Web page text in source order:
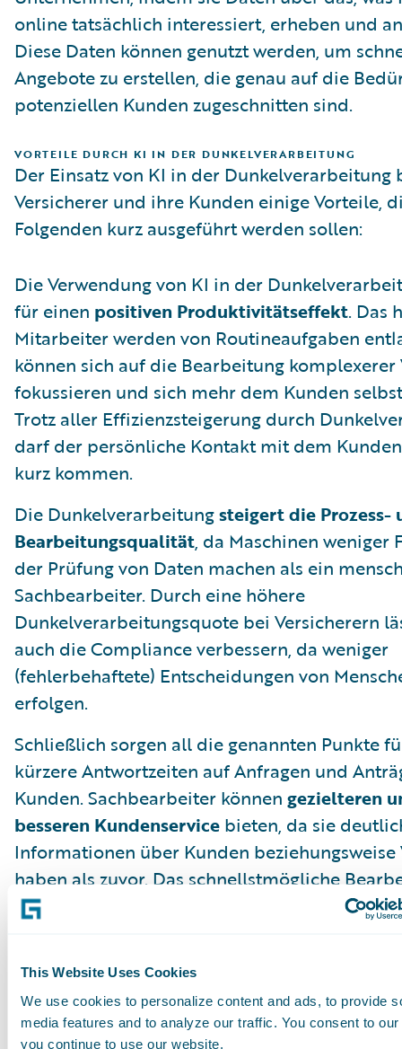
This Website Uses Cookies
We use cookies to personalize content and ads, to provide
media features and to analyze our traffic. You consent to
you continue to use our website.
online tatsächlich interessiert, erheben und
Diese Daten können genutzt werden, um
Angebote zu erstellen, die genau auf die
potenziellen Kunden zugeschnitten sind.
VORTEILE DURCH KI IN DER DUNKELVERARBEITUNG
Der Einsatz von KI in der
Versicherer und ihre Kunden einige Vorteile,
Folgenden kurz ausgeführt werden sollen:
Die Verwendung von KI in der
für einen positiven Produktivitätseffekt. Das
Mitarbeiter werden von Routineaufgaben
können sich auf die Bearbeitung komplexerer
fokussieren und sich mehr dem Kunden
Trotz aller Effizienzsteigerung durch
darf der persönliche Kontakt mit dem
kurz kommen.
Die Dunkelverarbeitungsteigert die Prozess-
Bearbeitungsqualität, da Maschinen weniger
der Prüfung von Daten machen als ein
Sachbearbeiter. Durch eine höhere
Dunkelverarbeitungsquote bei Versicherern
auch die Compliance verbessern, da weniger
(fehlerbehaftete) Entscheidungen von
erfolgen.
Schließlich sorgen all die genannten Punkte
kürzere Antwortzeiten auf Anfragen und
Kunden. Sachbearbeiter können gezielteren
besseren Kundenservice bieten, da sie
Informationen über Kunden beziehungsweise
haben als zuvor. Das schnellstmögliche
Schadenfällen ist der Schlüssel für exzellenten
HERAUSFORDERUNGEN VON KI IN DER
Dank des Einsatzes von KI in der
können Service-Kosten reduziert, Prozesse